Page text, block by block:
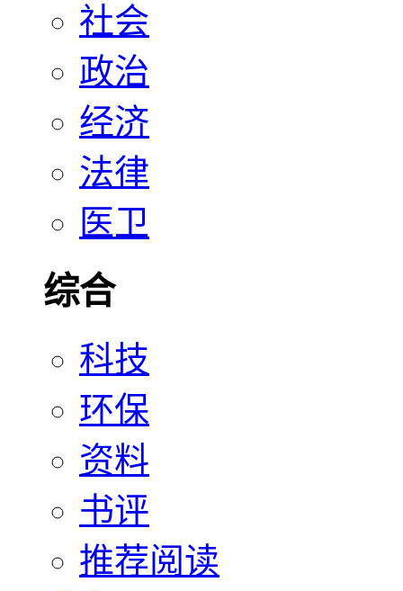
社会
政治
经济
法律
医卫
综合
科技
环保
资料
书评
推荐阅读